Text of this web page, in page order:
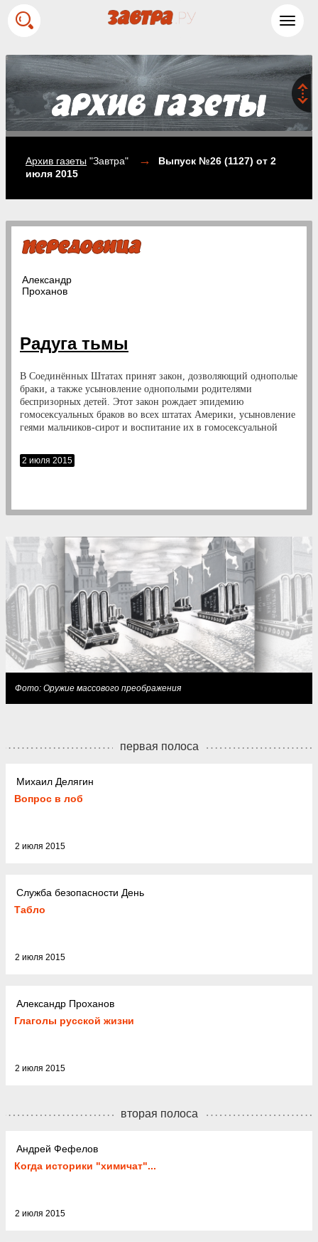
Архив газеты "Завтра" → Выпуск №26 (1127) от 2
июля 2015
Александр
Проханов
Радуга тьмы
В Соединённых Штатах принят закон, дозволяющий однополые
браки, а также усыновление однополыми родителями
беспризорных детей. Этот закон рождает эпидемию
гомосексуальных браков во всех штатах Америки, усыновление
геями мальчиков-сирот и воспитание их в гомосексуальной
человечество, ставящая гей-индустрию на поток с
использованием всей мощи американских гуманитарных
2 июля 2015
Фото: Оружие массового преображения
первая полоса
Михаил Делягин
Вопрос в лоб
2 июля 2015
Служба безопасности День
Табло
2 июля 2015
Александр Проханов
Глаголы русской жизни
2 июля 2015
вторая полоса
Андрей Фефелов
Когда историки "химичат"...
2 июля 2015